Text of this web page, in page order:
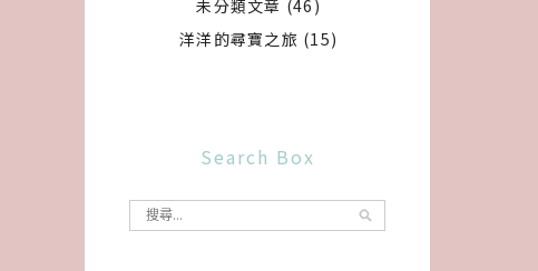
未分類文章 (46)
洋洋的尋寶之旅 (15)
Search Box